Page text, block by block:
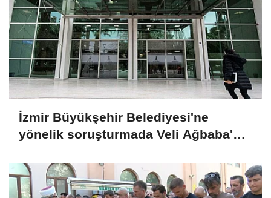
İzmir Büyükşehir Belediyesi'ne
yönelik soruşturmada Veli Ağbaba'nın